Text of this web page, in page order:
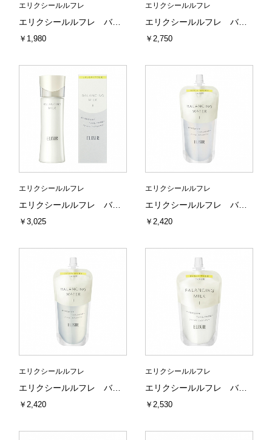
エリクシールルフレ
エリクシールルフレ バランシング バブル
￥1,980
エリクシールルフレ
エリクシールルフレ バランシングウォーター１（さらさらタイプ）
￥2,750
エリクシールルフレ
エリクシールルフレ バランシング ミルク２（とろとろタイプ）
￥3,025
エリクシールルフレ
エリクシールルフレ バランシングウォーター１（つめかえ用）さらさらタイプ
￥2,420
エリクシールルフレ
エリクシールルフレ バランシングウォーター２（つめかえ用）とろとろタイプ
￥2,420
エリクシールルフレ
エリクシールルフレ バランシング ミルク１（つめかえ用）（さらさらタイプ）
￥2,530